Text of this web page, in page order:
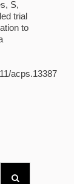
S,
trial
to
acps.13387